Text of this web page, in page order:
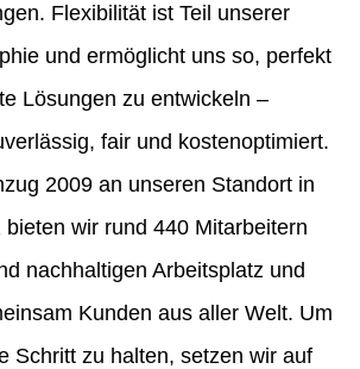
Flexibilität ist Teil unserer
und ermöglicht uns so, perfekt
Lösungen zu entwickeln –
fair und kostenoptimiert.
2009 an unseren Standort in
wir rund 440 Mitarbeitern
nachhaltigen Arbeitsplatz und
Kunden aus aller Welt. Um
Schritt zu halten, setzen wir auf